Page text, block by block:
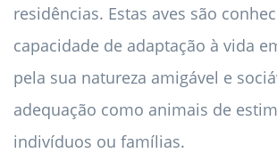
residências. Estas aves são
capacidade de adaptação à vida
pela sua natureza amigável e
adequação como animais de
indivíduos ou famílias.